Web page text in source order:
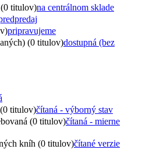
(0 titulov)na centrálnom sklade
pripravujeme
(0 titulov)dostupná (bez
titulov)čítaná - výborný stav
(0 titulov)čítaná - mierne
kníh (0 titulov)čítané verzie